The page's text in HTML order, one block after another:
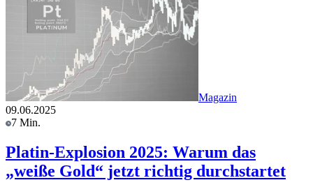
Magazin
09.06.2025
7 Min.
Platin-Explosion 2025: Warum das
„weiße Gold“ jetzt richtig durchstartet